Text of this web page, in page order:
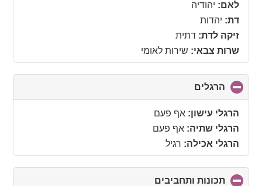
לאם: יהודיה
דת: יהדות
זיקה לדת: דתית
שרות צבאי: שירות לאומי
הרגלים
to
collapseהרגלי עישון: אף פעם
הרגלי שתיה: אף פעם
הרגלי אכילה: רגיל
תכונות ותחביבים